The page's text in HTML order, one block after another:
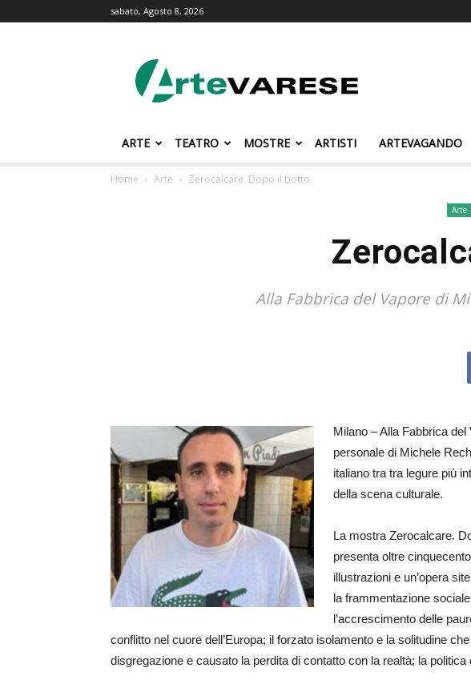
sabato, Agosto 8, 2026
ARTE TEATRO MOSTRE ARTISTI ARTEVAGANDO
Home Arte Zerocalcare. Dopo il botto
Arte
Alla Fabbrica del Vapore di
Milano – Alla Fabbrica
personale di Michele
italiano tra tra legure più
della scena culturale.
La mostra Zerocalcare.
presenta oltre
illustrazioni e un’opera
la frammentazione
l’accrescimento delle
conflitto nel cuore dell’Europa; il forzato isolamento e la solitudine
disgregazione e causato la perdita di contatto con la realtà; la politica